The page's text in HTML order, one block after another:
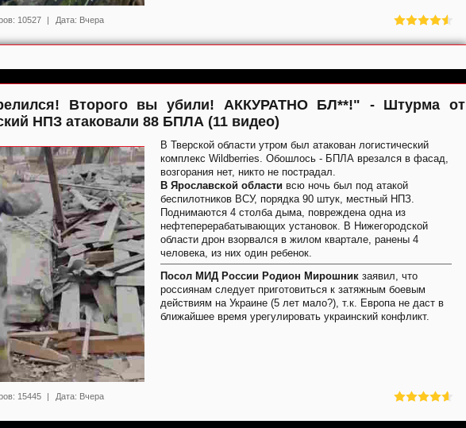
10527 | Дата: Вчера
Второго вы убили! АККУРАТНО БЛ**!" - Штурма от
НПЗ атаковали 88 БПЛА (11 видео)
В Тверской области утром был атакован логистический
комплекс Wildberries. Обошлось - БПЛА врезался в фасад,
возгорания нет, никто не пострадал.
В Ярославской области всю ночь был под атакой
беспилотников ВСУ, порядка 90 штук, местный НПЗ.
Поднимаются 4 столба дыма, повреждена одна из
нефтеперерабатывающих установок. В Нижегородской
области дрон взорвался в жилом квартале, ранены 4
человека, из них один ребенок.
Посол МИД России Родион Мирошник заявил, что
россиянам следует приготовиться к затяжным боевым
действиям на Украине (5 лет мало?), т.к. Европа не даст в
ближайшее время урегулировать украинский конфликт.
15445 | Дата: Вчера